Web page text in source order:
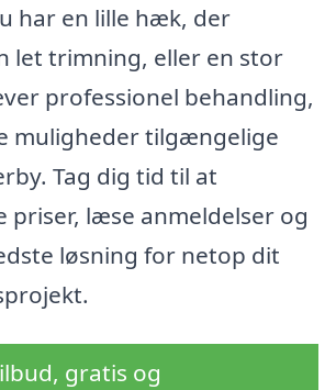
har en lille hæk, der
let trimning, eller en stor
professionel behandling,
muligheder tilgængelige
Tag dig tid til at
priser, læse anmeldelser og
løsning for netop dit
gratis og